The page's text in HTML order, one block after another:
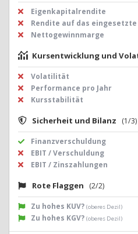
Eigenkapitalrendite
Rendite auf das
Nettogewinnmarge
Kursentwicklung und
Volatilität
Performance pro Jahr
Kursstabilität
Sicherheit und Bilanz (1/3)
Finanzverschuldung
EBIT / Verschuldung
EBIT / Zinszahlungen
Rote Flaggen (2/2)
Zu hohes KUV? (oberes Dezil)
Zu hohes KGV? (oberes Dezil)